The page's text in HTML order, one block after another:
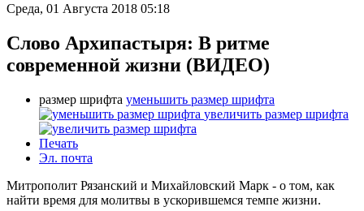
Среда, 01 Августа 2018 05:18
Слово Архипастыря: В ритме
современной жизни (ВИДЕО)
размер шрифта уменьшить размер шрифта
увеличить размер шрифта
Печать
Эл. почта
Митрополит Рязанский и Михайловский Марк - о том, как
найти время для молитвы в ускорившемся темпе жизни.